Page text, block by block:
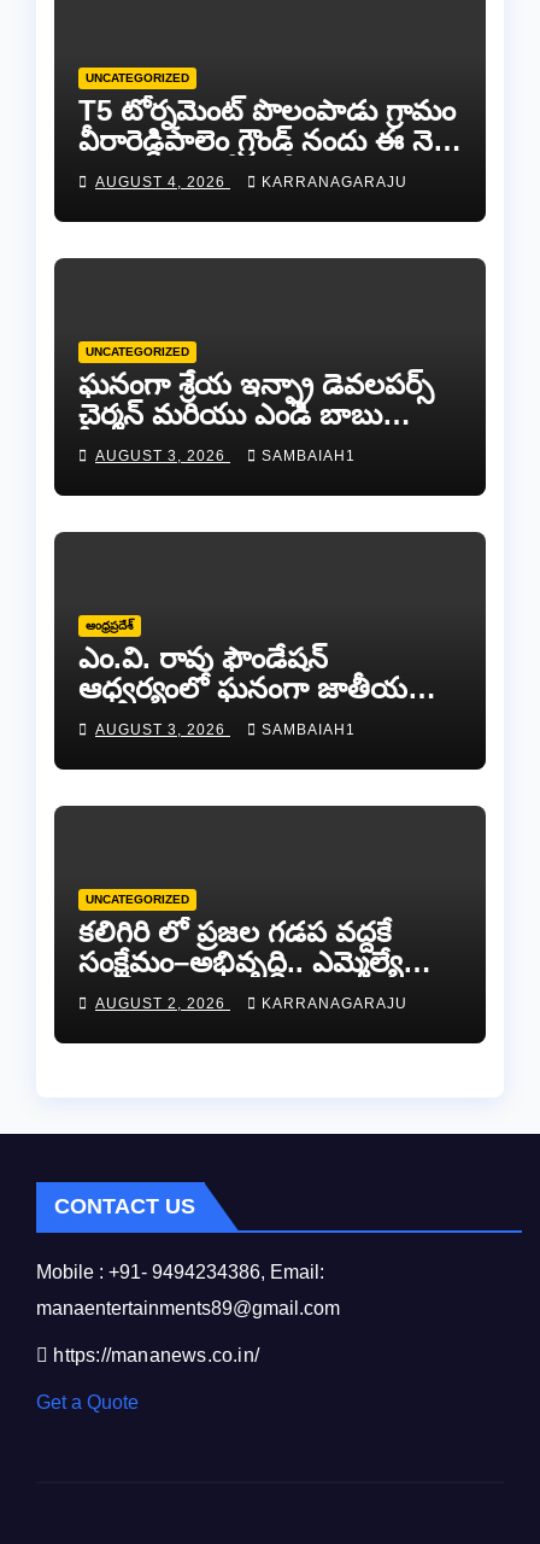
UNCATEGORIZED
T5 టోర్నమెంట్ పొలంపాడు గ్రామం
వీరారెడ్డిపాలెం గ్రౌండ్ నందు ఈ నెల
14,15,16,తేదీలలో ఘనంగా
నిర్వహించబడును.
AUGUST 4, 2026 KARRANAGARAJU
UNCATEGORIZED
ఘనంగా శ్రేయ ఇన్ఫ్రా డెవలపర్స్
చైర్మన్ మరియు ఎండి బాబు
ఆగస్టస్ జన్మదిన వేడుకలు
AUGUST 3, 2026 SAMBAIAH1
ఆంధ్రప్రదేశ్
ఎం.వి. రావు ఫౌండేషన్
ఆధ్వర్యంలో ఘనంగా జాతీయ
స్వాతంత్ర సమరయోధుల
పురస్కారాలు ప్రధానోత్సవం
వేడుకలు
AUGUST 3, 2026 SAMBAIAH1
UNCATEGORIZED
కలిగిరి లో ప్రజల గడప వద్దకే
సంక్షేమం–అభివృద్ధి.. ఎమ్మెల్యే
కాకర్ల.
AUGUST 2, 2026 KARRANAGARAJU
CONTACT US
Mobile : +91- 9494234386, Email:
manaentertainments89@gmail.com
https://mananews.co.in/
Get a Quote